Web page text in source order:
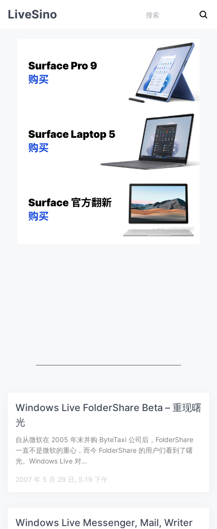
LiveSino
Windows Live FolderShare Beta – 重现曙
光
自从微软在 2005 年末并购 ByteTaxi 公司后，FolderShare
一直不是微软的重心，而今 FolderShare 的用户们看到了曙
光。Windows Live 对…
2007 年 5 月 29 日, 5:19 下午
Windows Live Messenger, Mail, Writer